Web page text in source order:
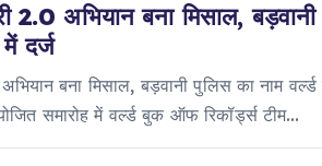
अभियान बना मिसाल, बड़वानी
दर्ज
बना मिसाल, बड़वानी पुलिस का नाम
समारोह में वर्ल्ड बुक ऑफ रिकॉर्ड्स टीम…